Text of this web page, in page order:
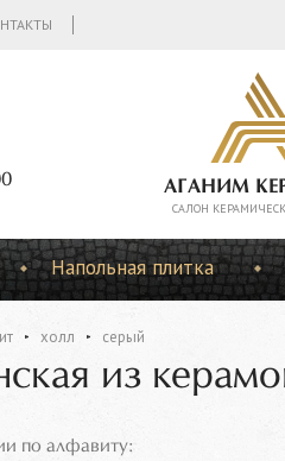
АГАНИМ
CАЛОН
Напольная плитка
холл серый
из
по алфавиту: